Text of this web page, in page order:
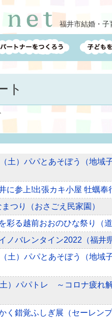
福井市結婚・子
ト
土）パパとあそぼう（地
に参上!出張カキ小屋 牡蠣奉
つり（おさごえ民家園）
彩る越前おおのひな祭り（
ノバレンタイン2022（福井
土）パパとあそぼう（地
）パパトレ ～コロナ疲れ
く錯覚ふしぎ展（セーレンプ